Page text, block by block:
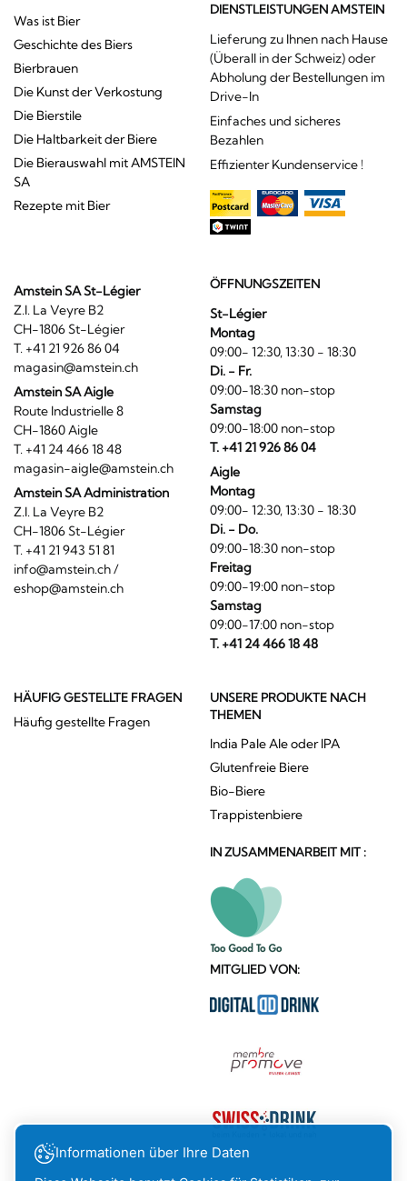
Was ist Bier
Geschichte des Biers
Bierbrauen
Die Kunst der Verkostung
Die Bierstile
Die Haltbarkeit der Biere
Die Bierauswahl mit AMSTEIN
SA
Rezepte mit Bier
DIENSTLEISTUNGEN AMSTEIN
Lieferung zu Ihnen nach Hause
(Überall in der Schweiz) oder
Abholung der Bestellungen im
Drive-In
Einfaches und sicheres
Bezahlen
Effizienter Kundenservice !
Amstein SA St-Légier
Z.I. La Veyre B2
CH-1806 St-Légier
T. +41 21 926 86 04
magasin@amstein.ch
Amstein SA Aigle
Route Industrielle 8
CH-1860 Aigle
T. +41 24 466 18 48
magasin-aigle@amstein.ch
Amstein SA Administration
Z.I. La Veyre B2
CH-1806 St-Légier
T. +41 21 943 51 81
info@amstein.ch/
eshop@amstein.ch
ÖFFNUNGSZEITEN
St-Légier
Montag
09:00- 12:30, 13:30 - 18:30
Di. - Fr.
09:00-18:30 non-stop
Samstag
09:00-18:00 non-stop
T. +41 21 926 86 04
Aigle
Montag
09:00- 12:30, 13:30 - 18:30
Di. - Do.
09:00-18:30 non-stop
Freitag
09:00-19:00 non-stop
Samstag
09:00-17:00 non-stop
T. +41 24 466 18 48
HÄUFIG GESTELLTE FRAGEN
Häufig gestellte Fragen
UNSERE PRODUKTE NACH
THEMEN
India Pale Ale oder IPA
Glutenfreie Biere
Bio-Biere
Trappistenbiere
IN ZUSAMMENARBEIT MIT :
MITGLIED VON:
Informationen über Ihre Daten